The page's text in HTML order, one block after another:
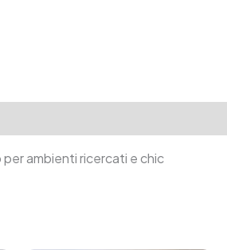
ambienti ricercati e chic